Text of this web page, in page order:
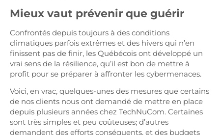
Mieux vaut prévenir que guérir
Confrontés depuis toujours à des conditions
climatiques parfois extrêmes et des hivers qui n’en
finissent pas de finir, les Québécois ont développé un
vrai sens de la résilience, qu’il est bon de mettre à
profit pour se préparer à affronter les cybermenaces.
Voici, en vrac, quelques-unes des mesures que certains
de nos clients nous ont demandé de mettre en place
depuis plusieurs années chez TechNuCom. Certaines
sont très simples et peu coûteuses; d’autres
demandent des efforts conséquents, et des budgets